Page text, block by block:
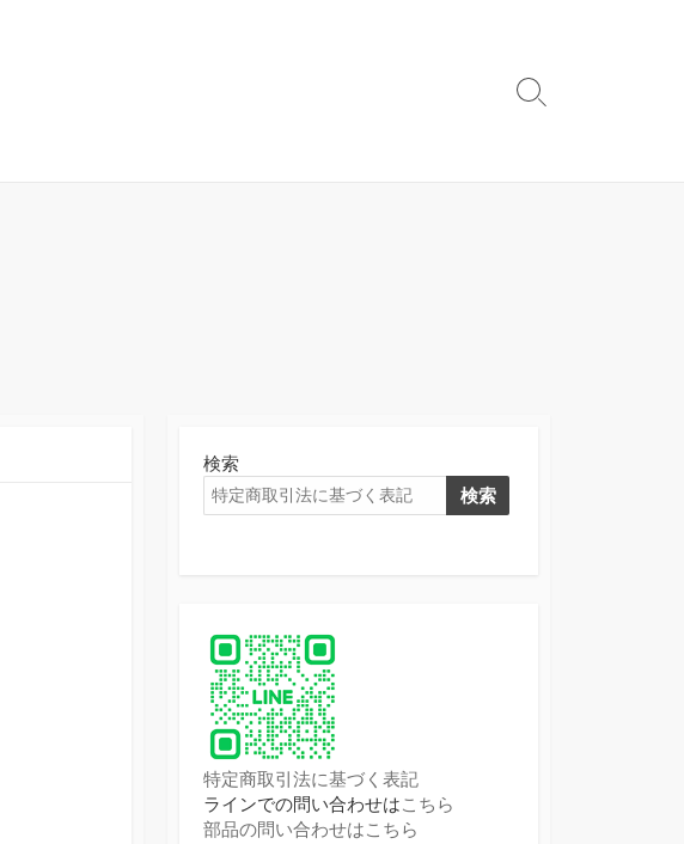
検
検索
検索
特定商取引法に基づく表記
ラインでの問い合わせはこちら
部品の問い合わせはこちら